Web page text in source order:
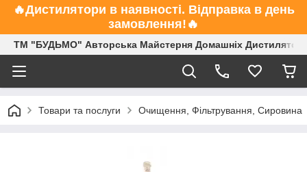
🔥Дистилятори в наявності. Відправка в день
замовлення!🔥
ТМ "БУДЬМО" Авторська Майстерня Домашніх
Товари та послуги Очищення, Фільтрування, Сировина